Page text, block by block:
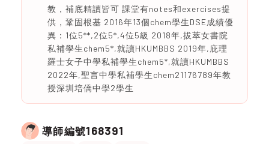
教，補底精讀皆可 課堂有notes和exercises提
供，鞏固根基 2016年13個chem學生DSE成績優
異：1位5**,2位5*,4位5級 2018年,拔萃女書院
私補學生chem5*,就讀HKUMBBS 2019年,庇理
羅士女子中學私補學生chem5*,就讀HKUMBBS
2022年,聖言中學私補學生chem21176789年教
授深圳培僑中學2學生
導師編號168391